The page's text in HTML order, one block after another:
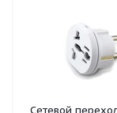
Сетевой